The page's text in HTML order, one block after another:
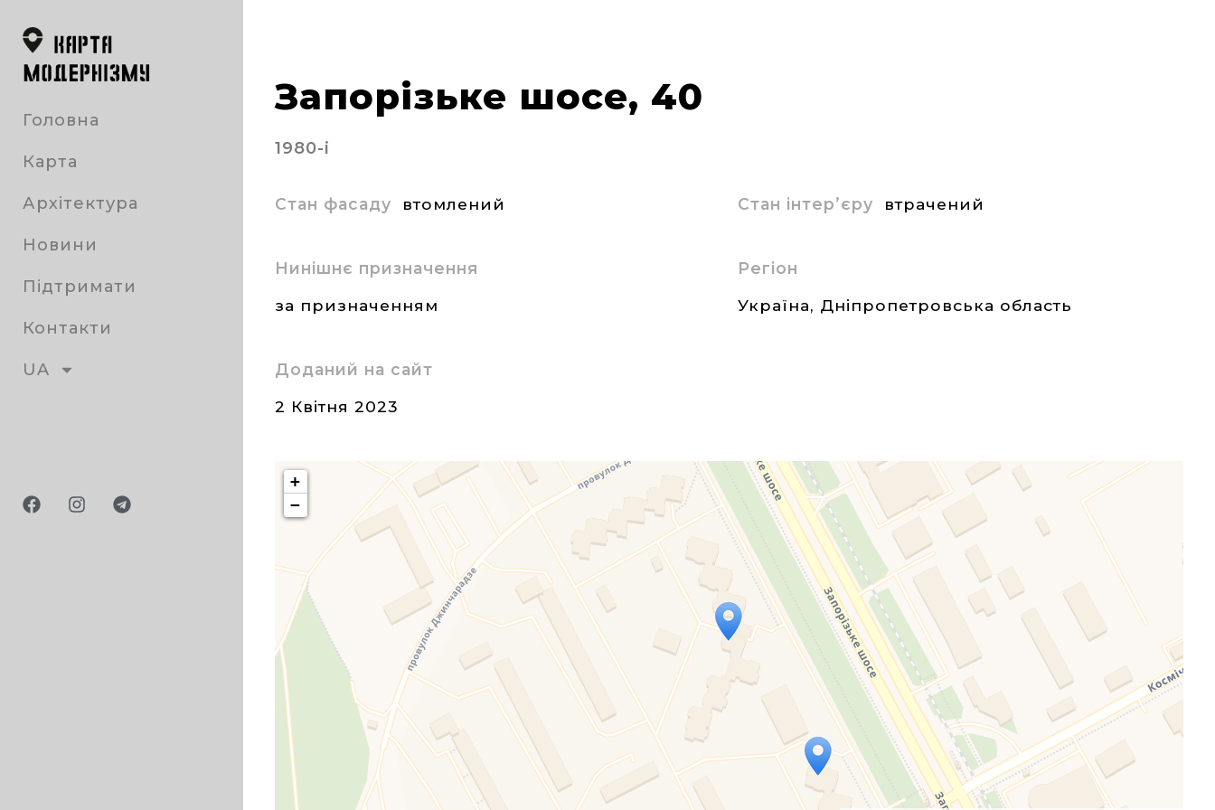
Головна
Карта
Архітектура
Новини
Підтримати
Контакти
UA
Запорізьке шосе, 40
1980-і
Стан фасаду втомлений Стан інтер’єру втрачений
Нинішнє призначення
за призначенням
Регіон
Україна, Дніпропетровська область
Доданий на сайт
2 Квітня 2023
Travelers' Map is loading...
If you see this after your page is loaded completely, leafletJS files are missing.
+
−